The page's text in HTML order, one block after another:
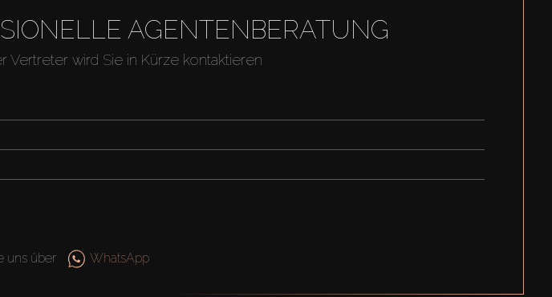
AGENTENBERATUNG
Vertreter wird Sie in Kürze kontaktieren
uns über WhatsApp